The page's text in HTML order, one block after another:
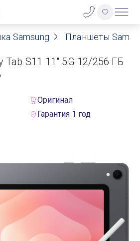
Samsung Планшеты
Tab S11 11" 5G 12/256 ГБ
Оригинал
Гарантия 1 год